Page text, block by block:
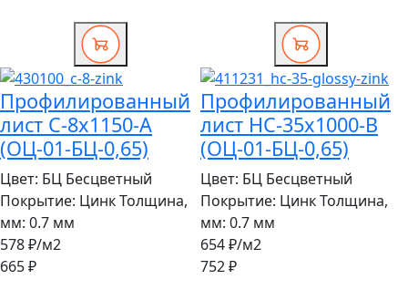
Профилированный
лист С-8х1150-A
(ОЦ-01-БЦ-0,65)
Цвет: БЦ Бесцветный
Покрытие: ЦинкТолщина,
мм: 0.7 мм
578 ₽/м2
665 ₽
Профилированный
лист НС-35x1000-B
(ОЦ-01-БЦ-0,65)
Цвет: БЦ Бесцветный
Покрытие: ЦинкТолщина,
мм: 0.7 мм
654 ₽/м2
752 ₽